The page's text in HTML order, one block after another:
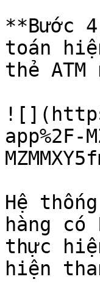
**Bước
toán
thẻ
app%2F-
Hệ
hàng
thực
hiện